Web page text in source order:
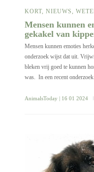
KORT, NIEUWS,
Mensen kunnen
gekakel van
Mensen kunnen emoties
onderzoek wijst dat uit.
bleken vrij goed te kunnen
was. In een recent
AnimalsToday | 16 01 2024